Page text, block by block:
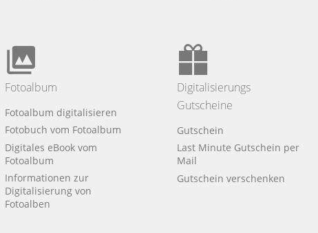
Fotoalbum
Fotoalbum digitalisieren
Fotobuch vom Fotoalbum
Digitales eBook vom
Fotoalbum
Informationen zur
Digitalisierung von
Fotoalben
Digitalisierungs
Gutscheine
Gutschein
Last Minute Gutschein per
Mail
Gutschein verschenken